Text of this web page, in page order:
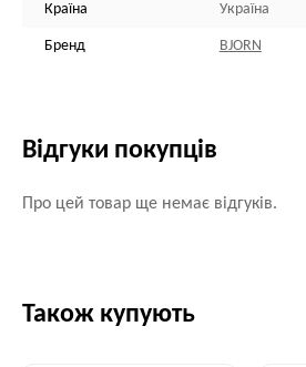
Країна Україна
Бренд BJORN
Відгуки покупців
Про цей товар ще немає відгуків.
Також купують